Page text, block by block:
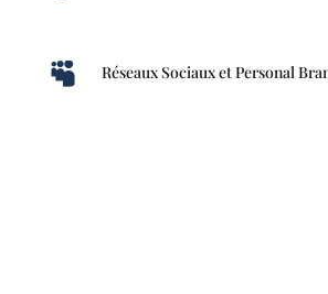
 Réseaux Sociaux et Personal